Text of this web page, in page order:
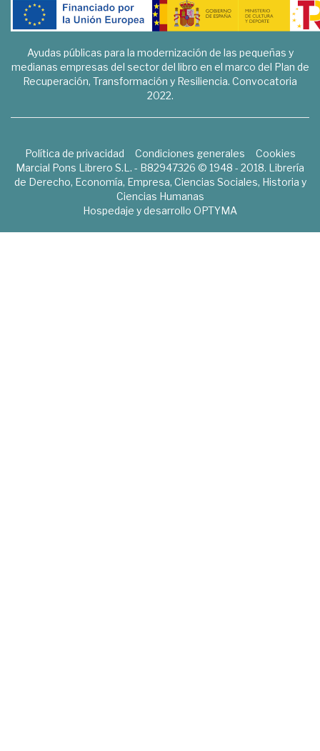
Ayudas públicas para la modernización de las pequeñas y
medianas empresas del sector del libro en el marco del Plan de
Recuperación, Transformación y Resiliencia. Convocatoria
2022.
Política de privacidad Condiciones generales
Cookies
Marcial Pons Librero S.L. - B82947326 © 1948 - 2018. Librería
de Derecho, Economía, Empresa, Ciencias Sociales, Historia y
Ciencias Humanas
Hospedaje y desarrollo OPTYMA